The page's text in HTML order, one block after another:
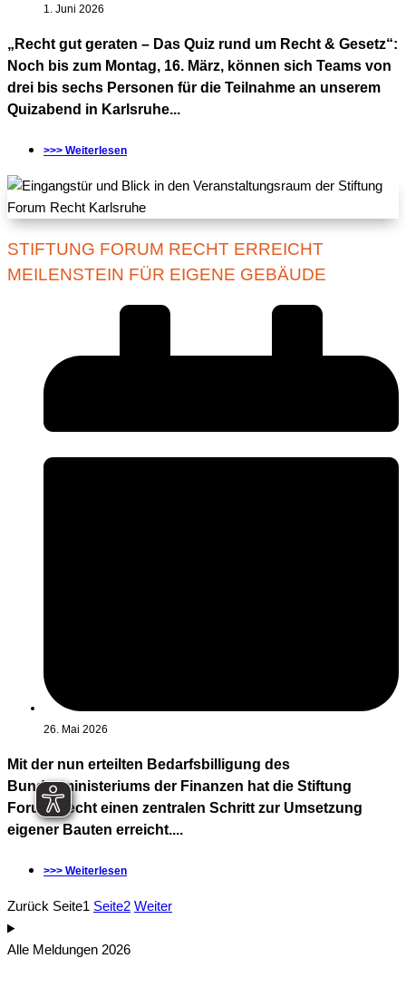
1. Juni 2026
„Recht gut geraten – Das Quiz rund um Recht & Gesetz“:
Noch bis zum Montag, 16. März, können sich Teams von
drei bis sechs Personen für die Teilnahme an unserem
Quizabend in Karlsruhe...
>>> Weiterlesen
STIFTUNG FORUM RECHT ERREICHT
MEILENSTEIN FÜR EIGENE GEBÄUDE
26. Mai 2026
Mit der nun erteilten Bedarfsbilligung des
Bundesministeriums der Finanzen hat die Stiftung
Forum Recht einen zentralen Schritt zur Umsetzung
eigener Bauten erreicht....
>>> Weiterlesen
Zurück Seite1 Seite2 Weiter
Alle Meldungen 2026